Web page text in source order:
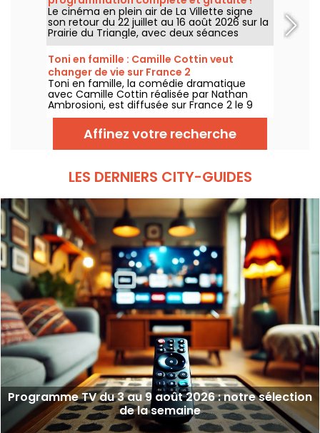
Le cinéma en plein air de La Villette signe
son retour du 22 juillet au 16 août 2026 sur la
Prairie du Triangle, avec deux séances
gratuites par jour, à 18h et 21h. Pour cette
35e édition, le festival met à l’honneur le
thème “L’appel de la forêt”. Découvrez la
programmation complète et gratuite !
Toni en famille : Camille Cottin veut
changer de vie sur France 2
Toni en famille, la comédie dramatique
avec Camille Cottin réalisée par Nathan
Ambrosioni, est diffusée sur France 2 le 9
août 2026 à 21h10.
Affinez votre recherche
LES DERNIERS CITY-GUIDES
Programme TV du 3 au 9 août 2026 : notre sélection
de la semaine